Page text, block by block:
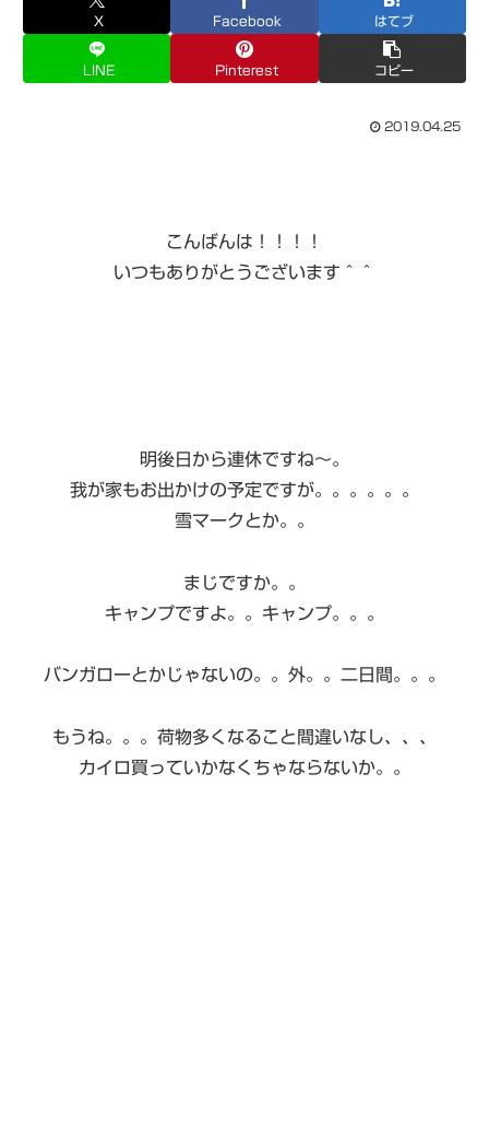
X Facebook はてブ
LINE Pinterest コピー
2019.04.25
こんばんは！！！！
いつもありがとうございます＾＾
明後日から連休ですね〜。
我が家もお出かけの予定ですが。。。。。。
雪マークとか。。
まじですか。。
キャンプですよ。。キャンプ。。。
バンガローとかじゃないの。。外。。二日間。。。
もうね。。。荷物多くなること間違いなし、、、
カイロ買っていかなくちゃならないか。。